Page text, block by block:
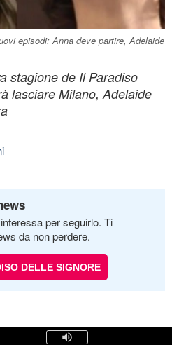
episodi: Anna deve partire, Adelaide
stagione de Il Paradiso
lasciare Milano, Adelaide
per seguirlo. Ti
da non perdere.
DELLE SIGNORE